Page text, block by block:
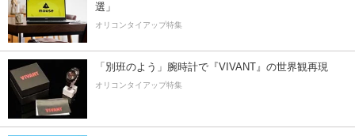
選」
オリコンタイアップ特集
「別班のよう」腕時計で『VIVANT』の世界観再現
オリコンタイアップ特集